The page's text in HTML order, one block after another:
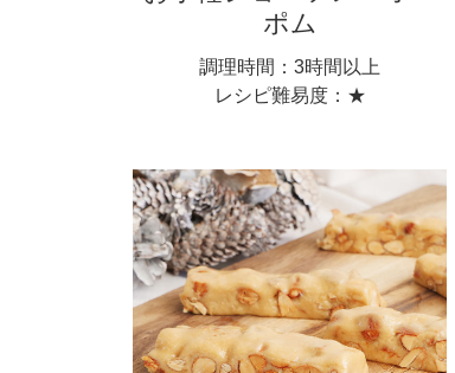
ポム
調理時間：3時間以上
レシピ難易度：★